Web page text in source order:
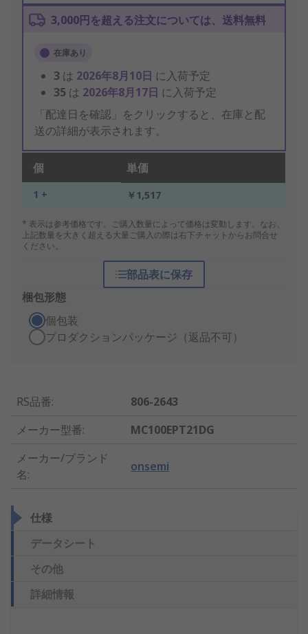
3,000円を超える注文については、送料無料
在庫あり
3 は 2026年8月10日 に入荷予定
35 は 2026年8月17日 に入荷予定
「配達日を確認」をクリックすると、在庫と配
送の詳細が表示されます。
個 単価
1 + ￥1,517
* 表示は参考価格です。ご購入数量によって価格は変動します。なお、
上記数量を大きく超える大量ご購入の際は右下チャットからお問合せ
ください。
部品表に保存
梱包形態
個包装
プロダクションパッケージ（返品不可）
RS品番:
806-2643
メーカー型番:
MC100EPT21DG
メーカー/ブランド
名:
onsemi
仕様
データシート
その他
詳細情報